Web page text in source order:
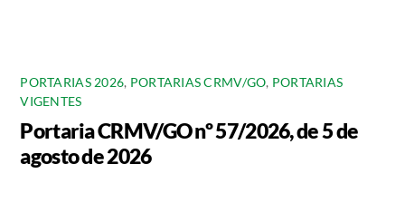
PORTARIAS 2026, PORTARIAS CRMV/GO, PORTARIAS
VIGENTES
Portaria CRMV/GO nº 57/2026, de 5 de
agosto de 2026